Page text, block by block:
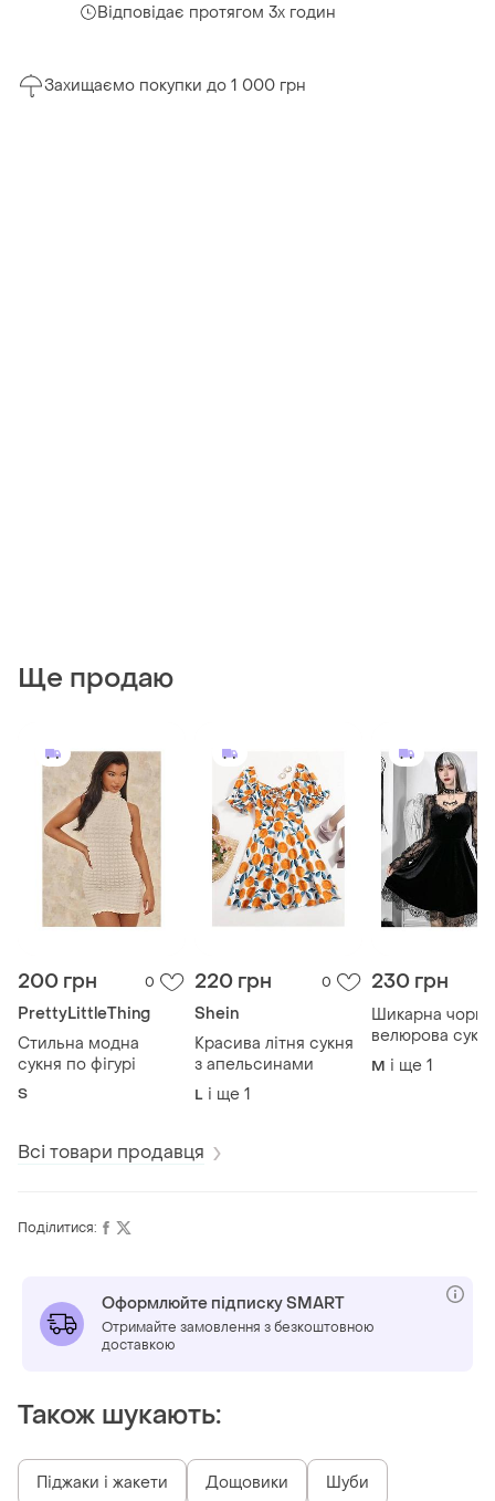
Відповідає протягом 3х годин
Захищаємо покупки до 1 000 грн
Ще продаю
200 грн 0
PrettyLittleThing
Стильна модна
сукня по фігурі
S
220 грн 0
Shein
Красива літня сукня
з апельсинами
L і ще 1
230 грн
Шикарна чорна
велюрова
рукав сітка
M і ще 1
Всі товари продавця
Поділитися:
Оформлюйте підписку SMART
Отримайте замовлення з безкоштовною
доставкою
Також шукають:
Піджаки і жакети Дощовики Шуби